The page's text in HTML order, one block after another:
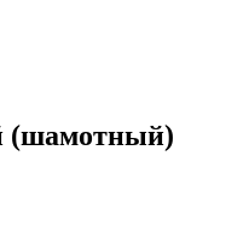
(шамотный)